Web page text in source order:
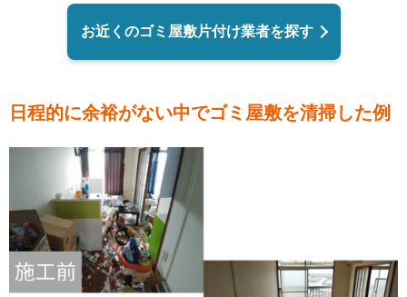
お近くのゴミ屋敷片付け業者を探す
日程的に余裕がない中でゴミ屋敷を清掃した例